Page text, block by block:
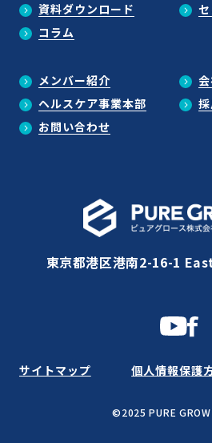
資料ダウンロード
コラム
メンバー紹介
ヘルスケア事業本部
お問い合わせ
東京都港区港南2-16-1
©2025 PURE
サイトマップ 個人情報保護